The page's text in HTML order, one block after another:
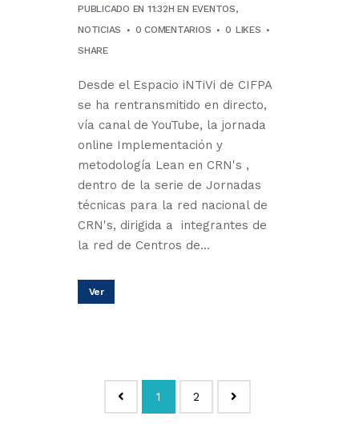
PUBLICADO EN 11:32H EN EVENTOS,
NOTICIAS
0 COMENTARIOS 0 LIKES
SHARE
Desde el Espacio iNTiVi de CIFPA
se ha rentransmitido en directo,
vía canal de YouTube, la jornada
online Implementación y
metodología Lean en CRN's ,
dentro de la serie de Jornadas
técnicas para la red nacional de
CRN's, dirigida a integrantes de
la red de Centros de...
Ver
1 2